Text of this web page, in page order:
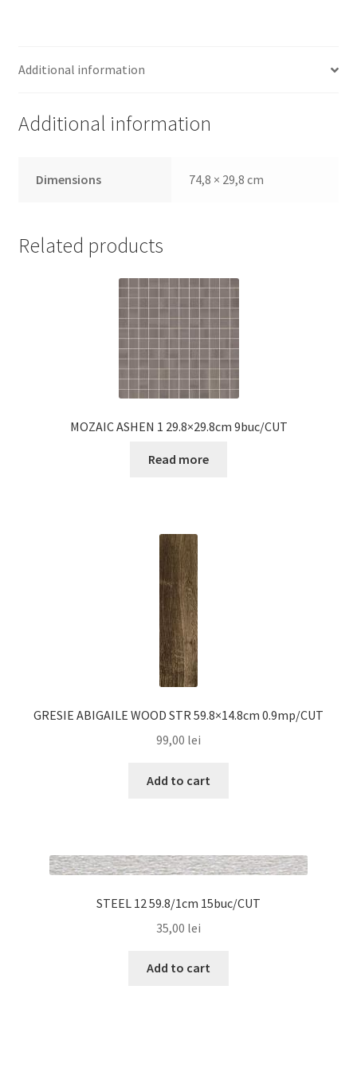
Additional information
Additional information
Dimensions 74,8 × 29,8 cm
Related products
MOZAIC ASHEN 1 29.8×29.8cm 9buc/CUT
Read more
GRESIE ABIGAILE WOOD STR 59.8×14.8cm 0.9mp/CUT
99,00 lei
Add to cart
STEEL 12 59.8/1cm 15buc/CUT
35,00 lei
Add to cart